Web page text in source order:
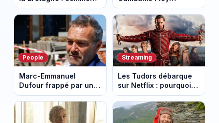
les Bretons ont
défendu leur culture
au fil des décennies
poussent Ragnar Le
Breton à quitter la
tournée Legend
People
Marc-Emmanuel
Dufour frappé par un
terrible incendie : son
chalet part en fumée
Streaming
Les Tudors débarque
sur Netflix : pourquoi la
série n’a rien perdu de
son pouvoir